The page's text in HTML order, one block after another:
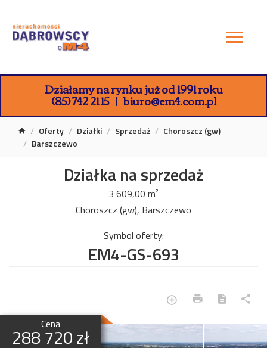
Działamy na rynku już od 1991 roku
(85) 742 21 15 biuro@em4.com.pl
Oferty Działki Sprzedaż
Choroszcz (gw)
Barszczewo
Działka na sprzedaż
3 609,00 m²
Choroszcz (gw), Barszczewo
Symbol oferty:
EM4-GS-693
Cena
288 720 zł